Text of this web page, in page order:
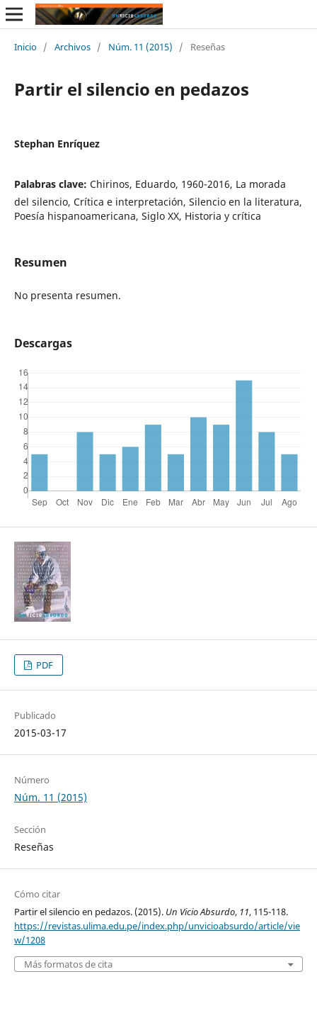
Inicio / Archivos / Núm. 11 (2015) / Reseñas
Partir el silencio en pedazos
Stephan Enríquez
Palabras clave: Chirinos, Eduardo, 1960-2016, La morada
del silencio, Crítica e interpretación, Silencio en la literatura,
Poesía hispanoamericana, Siglo XX, Historia y crítica
Resumen
No presenta resumen.
Descargas
PDF
Publicado
2015-03-17
Número
Núm. 11 (2015)
Sección
Reseñas
Cómo citar
Partir el silencio en pedazos. (2015). Un Vicio Absurdo, 11, 115-118.
https://revistas.ulima.edu.pe/index.php/unvicioabsurdo/article/vie
w/1208
Más formatos de cita